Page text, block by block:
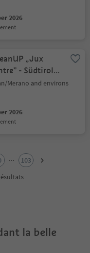
2026
„Jux
- Südtirol
Merano and environs
2026
...
103
la belle